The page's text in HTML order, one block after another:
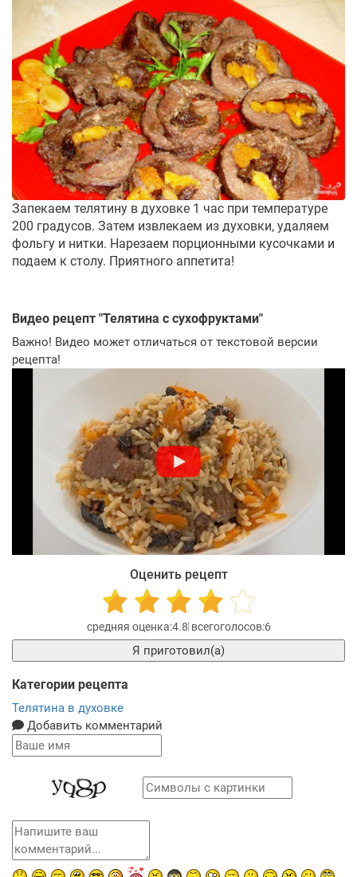
Запекаем телятину в духовке 1 час при температуре
200 градусов. Затем извлекаем из духовки, удаляем
фольгу и нитки. Нарезаем порционными кусочками и
подаем к столу. Приятного аппетита!
Видео рецепт "Телятина с сухофруктами"
Важно! Видео может отличаться от текстовой версии
рецепта!
Оценить рецепт
4.8 6
Я приготовил(а)
Категории рецепта
Телятина в духовке
Добавить комментарий